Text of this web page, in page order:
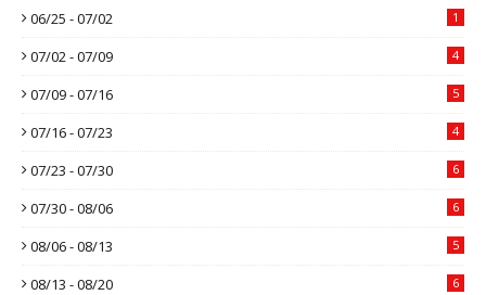
06/25 - 07/02 1
07/02 - 07/09 4
07/09 - 07/16 5
07/16 - 07/23 4
07/23 - 07/30 6
07/30 - 08/06 6
08/06 - 08/13 5
08/13 - 08/20 6